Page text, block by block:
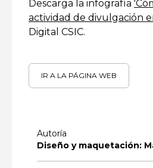
Descarga la infografía
actividad de divulgación
Digital CSIC.
IR A LA PÁGINA WEB
Autoría
Diseño y maquetación: